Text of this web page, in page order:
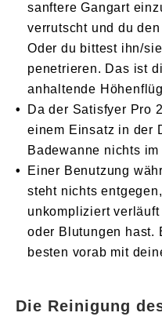
sanftere Gangart
verrutscht und du
Oder du bittest ihn/
penetrieren. Das ist
anhaltende
Da der Satisfyer Pro
einem Einsatz in der
Badewanne nichts im
Einer Benutzung
steht nichts
unkompliziert
oder Blutungen hast.
besten vorab mit
Die Reinigung